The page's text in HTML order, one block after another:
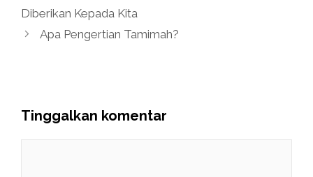
Diberikan Kepada Kita
Apa Pengertian Tamimah?
Tinggalkan komentar